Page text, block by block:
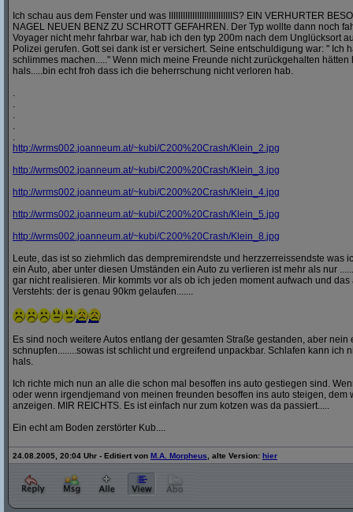
Ich schau aus dem Fenster und was IIIIIIIIIIIIIIIIIIIIIIIIIIIS? EIN VERHURTER
NAGEL NEUEN BENZ ZU SCHROTT GEFAHREN. Der Typ wollte dann noch
Voyager nicht mehr fahrbar war, hab ich den typ 200m nach dem Unglücksort
Polizei gerufen. Gott sei dank ist er versichert. Seine entschuldigung war: " Ich
schlimmes machen....." Wenn mich meine Freunde nicht zurückgehalten
hals.....bin echt froh dass ich die beherrschung nicht verloren hab.
.
.
.
.
.
http://wrms002.joanneum.at/~kubi/C200%20Crash/Klein_2.jpg
http://wrms002.joanneum.at/~kubi/C200%20Crash/Klein_3.jpg
http://wrms002.joanneum.at/~kubi/C200%20Crash/Klein_4.jpg
http://wrms002.joanneum.at/~kubi/C200%20Crash/Klein_5.jpg
http://wrms002.joanneum.at/~kubi/C200%20Crash/Klein_8.jpg
Leute, das ist so ziehmlich das dempremirendste und herzzerreissendste was
ein Auto, aber unter diesen Umständen ein Auto zu verlieren ist mehr als nur
gar nicht realisieren. Mir kommts vor als ob ich jeden moment aufwach und das
Verstehts: der is genau 90km gelaufen.......
Es sind noch weitere Autos entlang der gesamten Straße gestanden, aber nein
schnupfen........sowas ist schlicht und ergreifend unpackbar. Schlafen kann ich
hals.
Ich richte mich nun an alle die schon mal besoffen ins auto gestiegen sind.
oder wenn irgendjemand von meinen freunden besoffen ins auto steigen, dem
anzeigen. MIR REICHTS. Es ist einfach nur zum kotzen was da passiert.....
Ein echt am Boden zerstörter Kub....
24.08.2005, 20:04 Uhr - Editiert von M.A. Morpheus , alte Version: hier